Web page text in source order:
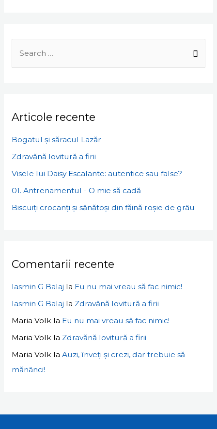
Search
for:
Articole recente
Bogatul și săracul Lazăr
Zdravănă lovitură a firii
Visele lui Daisy Escalante: autentice sau false?
01. Antrenamentul - O mie să cadă
Biscuiți crocanți și sănătoși din făină roșie de grâu
Comentarii recente
Iasmin G Balaj la Eu nu mai vreau să fac nimic!
Iasmin G Balaj la Zdravănă lovitură a firii
Maria Volkla Eu nu mai vreau să fac nimic!
Maria Volkla Zdravănă lovitură a firii
Maria Volkla Auzi, înveți și crezi, dar trebuie să
mănânci!